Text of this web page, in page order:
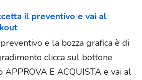
il preventivo e vai al
e la bozza grafica è di
clicca sul bottone
APPROVA E ACQUISTA e vai al